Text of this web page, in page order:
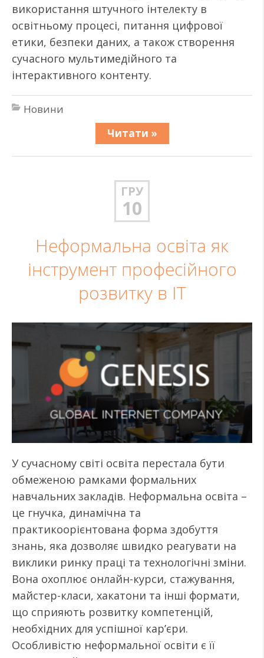
використання штучного інтелекту в
освітньому процесі, питання цифрової
етики, безпеки даних, а також створення
сучасного мультимедійного та
інтерактивного контенту.
Новини
Читати »
ГРУ
10
Неформальна освіта як
інструмент професійного
розвитку в ІТ
У сучасному світі освіта перестала бути
обмеженою рамками формальних
навчальних закладів. Неформальна освіта –
це гнучка, динамічна та
практикоорієнтована форма здобуття
знань, яка дозволяє швидко реагувати на
виклики ринку праці та технологічні зміни.
Вона охоплює онлайн-курси, стажування,
майстер-класи, хакатони та інші формати,
що сприяють розвитку компетенцій,
необхідних для успішної кар’єри.
Особливістю неформальної освіти є її